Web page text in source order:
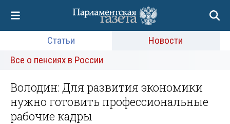
Статьи
Новости
Все о пенсиях в России
Володин: Для развития экономики
нужно готовить профессиональные
рабочие кадры